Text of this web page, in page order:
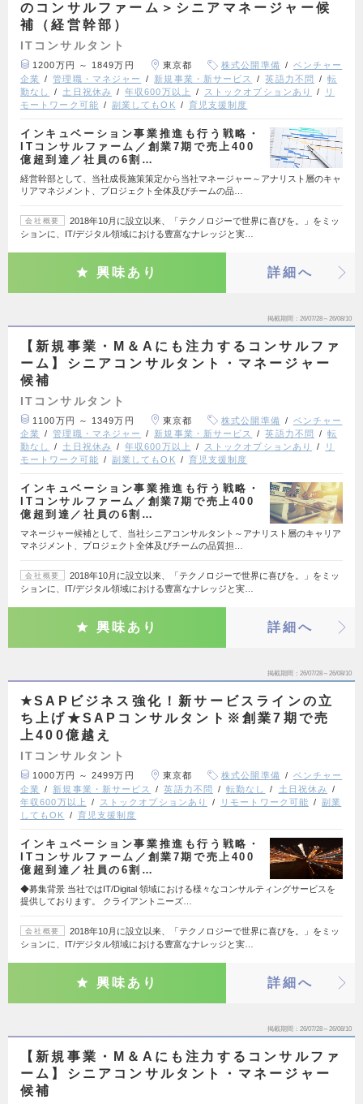
のコンサルファーム＞シニアマネージャー候
補（経営幹部）
ITコンサルタント
1200万円 ～ 1849万円 東京都 株式公開準備
ベンチャー
企業
管理職・マネジャー 新規事業・新サービス 英語力不問
転
勤なし
土日祝休み 年収600万以上 ストックオプションあり
リ
モートワーク可能
副業してもOK 育児支援制度
インキュベーション事業推進も行う戦略・
ITコンサルファーム／創業7期で売上400
億超到達／社員の6割…
経営幹部として、当社成長施策策定から当社マネージャー～アナリスト層のキャ
リアマネジメント、プロジェクト全体及びチームの品…
会社概要
2018年10月に設立以来、「テクノロジーで世界に喜びを。」をミッ
ションに、IT/デジタル領域における豊富なナレッジと実…
興味あり 詳細へ
掲載期間 26/07/28～26/08/10
【新規事業・M＆Aにも注力するコンサルファ
ーム】シニアコンサルタント・マネージャー
候補
ITコンサルタント
1100万円 ～ 1349万円 東京都 株式公開準備
ベンチャー
企業
管理職・マネジャー 新規事業・新サービス 英語力不問
転
勤なし
土日祝休み 年収600万以上 ストックオプションあり
リ
モートワーク可能
副業してもOK 育児支援制度
インキュベーション事業推進も行う戦略・
ITコンサルファーム／創業7期で売上400
億超到達／社員の6割…
マネージャー候補として、当社シニアコンサルタント～アナリスト層のキャリア
マネジメント、プロジェクト全体及びチームの品質担…
会社概要
2018年10月に設立以来、「テクノロジーで世界に喜びを。」をミッ
ションに、IT/デジタル領域における豊富なナレッジと実…
興味あり 詳細へ
掲載期間 26/07/28～26/08/10
★SAPビジネス強化！新サービスラインの立
ち上げ★SAPコンサルタント※創業7期で売
上400億越え
ITコンサルタント
1000万円 ～ 2499万円 東京都 株式公開準備
ベンチャー
企業
新規事業・新サービス 英語力不問 転勤なし
土日祝休み
年収600万以上
ストックオプションあり リモートワーク可能
副業
してもOK
育児支援制度
インキュベーション事業推進も行う戦略・
ITコンサルファーム／創業7期で売上400
億超到達／社員の6割…
◆募集背景 当社ではIT/Digital 領域における様々なコンサルティングサービスを
提供しております。 クライアントニーズ…
会社概要
2018年10月に設立以来、「テクノロジーで世界に喜びを。」をミッ
ションに、IT/デジタル領域における豊富なナレッジと実…
興味あり 詳細へ
掲載期間 26/07/28～26/08/10
【新規事業・M＆Aにも注力するコンサルファ
ーム】シニアコンサルタント・マネージャー
候補